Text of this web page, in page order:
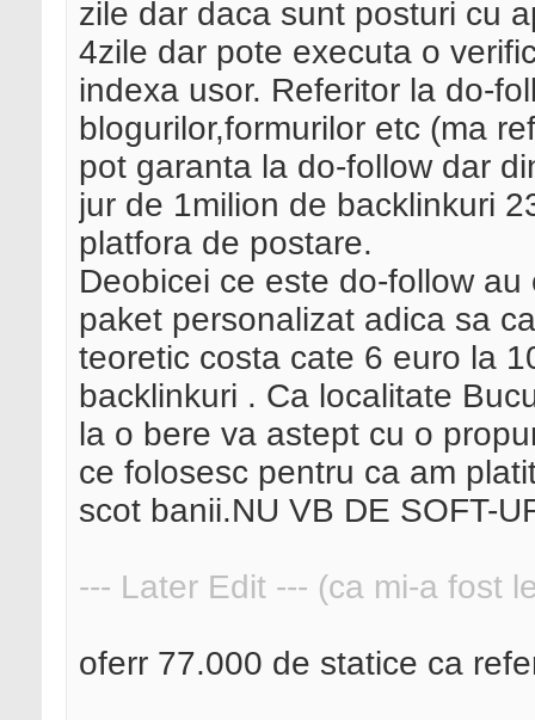
zile dar daca sunt posturi cu
4zile dar pote executa o
indexa usor. Referitor la do-
blogurilor,formurilor etc (ma
pot garanta la do-follow dar
jur de 1milion de backlinkuri
platfora de postare.
Deobicei ce este do-follow
paket personalizat adica sa
teoretic costa cate 6 euro la
backlinkuri . Ca localitate
la o bere va astept cu o
ce folosesc pentru ca am
scot banii.NU VB DE SOFT-
--- Later Edit --- (ca mi-a fost
oferr 77.000 de statice ca